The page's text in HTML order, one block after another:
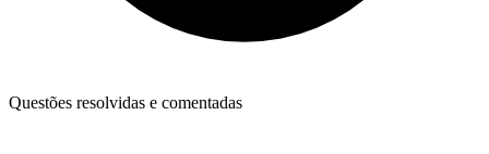
Questões resolvidas e comentadas